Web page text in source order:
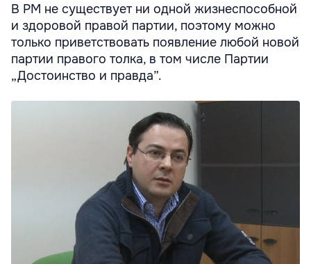
В РМ не существует ни одной жизнеспособной
и здоровой правой партии, поэтому можно
только приветствовать появление любой новой
партии правого толка, в том числе Партии
„Достоинство и правда”.